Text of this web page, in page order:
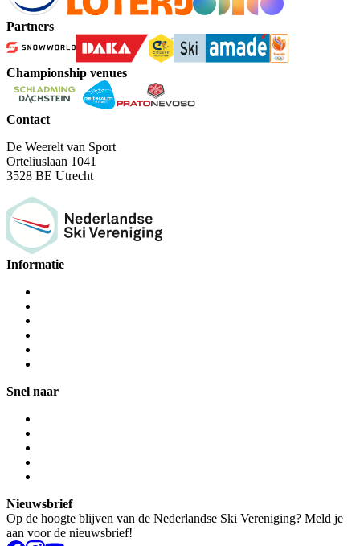
Partners
Championship venues
Contact
De Weerelt van Sport
Orteliuslaan 1041
3528 BE Utrecht
Informatie
Snel naar
Nieuwsbrief
Op de hoogte blijven van de Nederlandse Ski Vereniging? Meld je
aan voor de nieuwsbrief!